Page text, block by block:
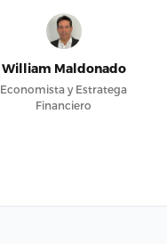
William Maldonado
Economista y Estratega
Financiero